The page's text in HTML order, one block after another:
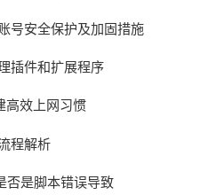
号安全保护及加固措施
插件和扩展程序
高效上网习惯
程解析
否是脚本错误导致